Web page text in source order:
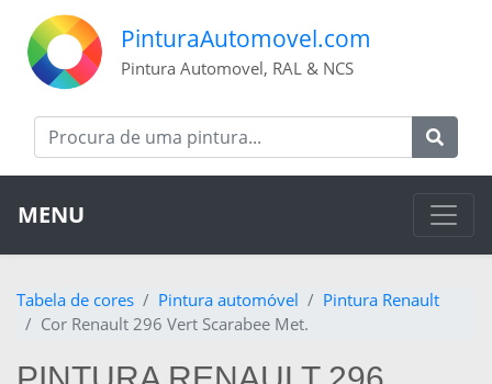
PinturaAutomovel.com
Pintura Automovel, RAL & NCS
MENU
Tabela de cores Pintura automóvel
Pintura Renault
Cor Renault 296 Vert Scarabee Met.